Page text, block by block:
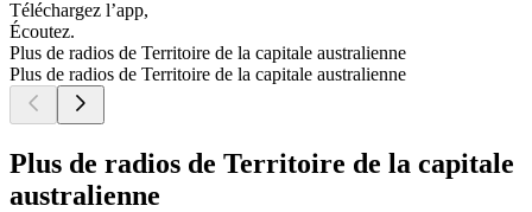
Téléchargez l’app,
Écoutez.
Plus de radios de Territoire de la capitale australienne
Plus de radios de Territoire de la capitale australienne
Plus de radios de Territoire de la capitale
australienne